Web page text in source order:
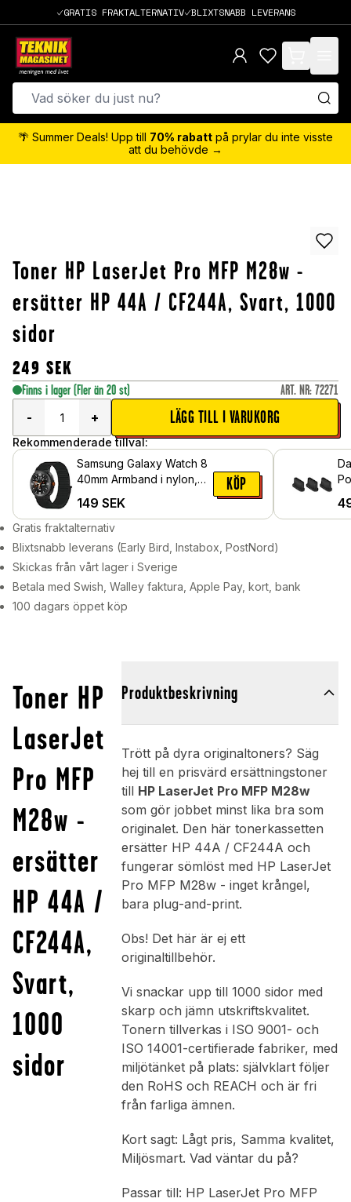
GRATIS FRAKTALTERNATIV BLIXTSNABB LEVERANS
items in cart,
🌴 Summer Deals! Upp till 70% rabatt på prylar du inte visste
att du behövde →
Toner HP LaserJet Pro MFP M28w -
ersätter HP 44A / CF244A, Svart, 1000
sidor
249 SEK
Finns i lager (Fler än 20 st) ART. NR: 72271
-
+ LÄGG TILL I VARUKORG
Rekommenderade tillval:
Samsung Galaxy Watch 8
40mm Armband i nylon,
149 SEK
KÖP
Gratis fraktalternativ
Blixtsnabb leverans (Early Bird, Instabox, PostNord)
Skickas från vårt lager i Sverige
Betala med Swish, Walley faktura, Apple Pay, kort, bank
100 dagars öppet köp
Toner HP
LaserJet
Pro MFP
M28w -
ersätter
HP 44A /
CF244A,
Svart,
1000
sidor
Produktbeskrivning
Trött på dyra originaltoners? Säg
hej till en prisvärd ersättningstoner
till HP LaserJet Pro MFP M28w
som gör jobbet minst lika bra som
originalet. Den här tonerkassetten
ersätter HP 44A / CF244A och
fungerar sömlöst med HP LaserJet
Pro MFP M28w - inget krångel,
bara plug-and-print.
Obs! Det här är ej ett
originaltillbehör.
Vi snackar upp till 1000 sidor med
skarp och jämn utskriftskvalitet.
Tonern tillverkas i ISO 9001- och
ISO 14001-certifierade fabriker, med
miljötänket på plats: självklart följer
den RoHS och REACH och är fri
från farliga ämnen.
Kort sagt: Lågt pris, Samma kvalitet,
Miljösmart. Vad väntar du på?
Passar till: HP LaserJet Pro MFP